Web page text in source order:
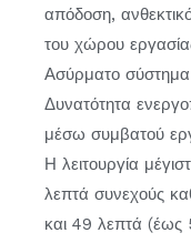
απόδοση,
του χώρου
Ασύρματο
Δυνατότητα
μέσω συμβατού
Η λειτουργία
λεπτά συνεχούς
και 49 λεπτά (έως